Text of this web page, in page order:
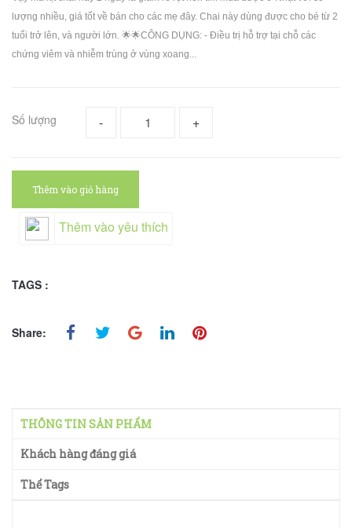
lượng nhiều, giá tốt về bán cho các mẹ đây. Chai này dùng được cho bé từ 2
tuổi trở lên, và người lớn. 🌟🌟CÔNG DỤNG: - Điều trị hỗ trợ tại chỗ các
chứng viêm và nhiễm trùng ở vùng xoang...
Số lượng - +
Thêm vào giỏ hàng
Thêm vào yêu thích
TAGS :
Share:
THÔNG TIN SẢN PHẨM
Khách hàng đáng giá
Thể Tags